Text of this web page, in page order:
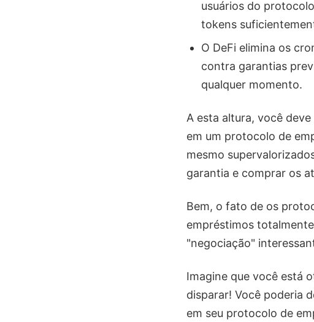
usuários do
tokens
O DeFi elimina os
contra garantias
qualquer momento.
A esta altura, você
em um protocolo de
mesmo
garantia e comprar os
Bem, o fato de os
empréstimos
"negociação"
Imagine que você está
disparar! Você poderia
em seu protocolo de